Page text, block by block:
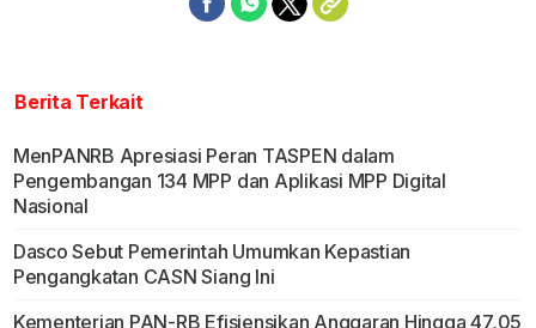
Berita Terkait
MenPANRB Apresiasi Peran TASPEN dalam
Pengembangan 134 MPP dan Aplikasi MPP Digital
Nasional
Dasco Sebut Pemerintah Umumkan Kepastian
Pengangkatan CASN Siang Ini
Kementerian PAN-RB Efisiensikan Anggaran Hingga 47,05